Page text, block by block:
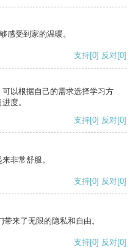
感受到家的温暖。
支持[0] 反对[0]
以根据自己的需求选择学习方
度。
支持[0] 反对[0]
非常舒服。
支持[0] 反对[0]
来了无限的隐私和自由。
支持[0] 反对[0]